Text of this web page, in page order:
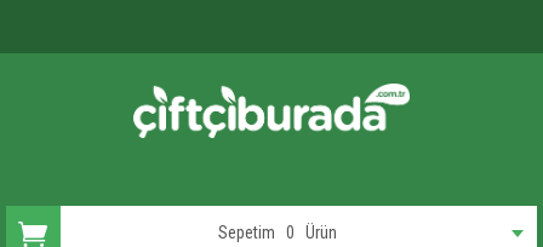
Sepetim 0 Ürün